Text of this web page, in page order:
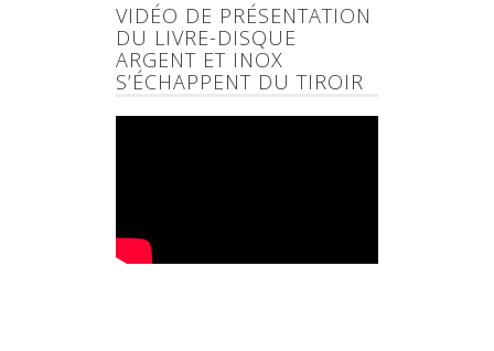
VIDÉO DE PRÉSENTATION
DU LIVRE-DISQUE
ARGENT ET INOX
S’ÉCHAPPENT DU TIROIR